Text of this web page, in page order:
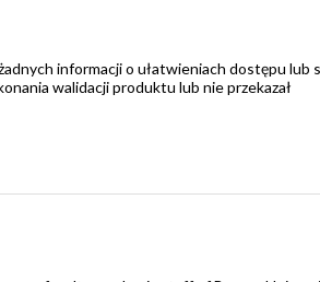
informacji o ułatwieniach dostępu lub
walidacji produktu lub nie przekazał